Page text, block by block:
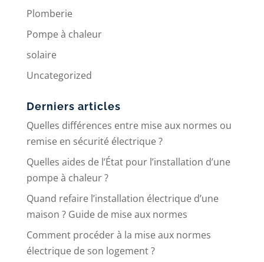
Plomberie
Pompe à chaleur
solaire
Uncategorized
Derniers articles
Quelles différences entre mise aux normes ou
remise en sécurité électrique ?
Quelles aides de l’État pour l’installation d’une
pompe à chaleur ?
Quand refaire l’installation électrique d’une
maison ? Guide de mise aux normes
Comment procéder à la mise aux normes
électrique de son logement ?